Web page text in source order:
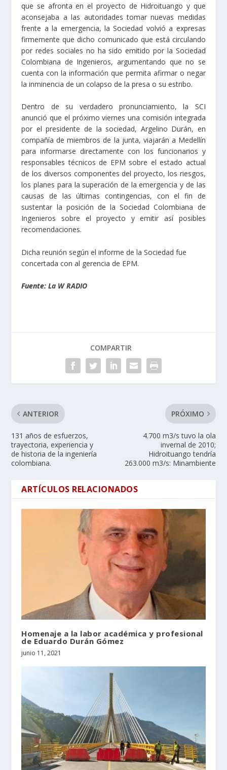
que se afronta en el proyecto de Hidroituango y que
aconsejaba a las autoridades tomar nuevas medidas
frente a la emergencia, la Sociedad volvió a expresas
firmemente que dicho comunicado que está circulando
por redes sociales no ha sido emitido por la Sociedad
Colombiana de Ingenieros, argumentando que no se
cuenta con la información que permita afirmar o negar
la inminencia de un colapso de la presa o su estribo.
Dentro de su verdadero pronunciamiento, la SCI
anunció que el próximo viernes una comisión integrada
por el presidente de la sociedad, Argelino Durán, en
compañía de miembros de la junta, viajarán a Medellín
para informarse directamente con los funcionarios y
responsables técnicos de EPM sobre el estado actual
de los diversos componentes del proyecto, los riesgos,
los planes para la superación de la emergencia y de las
causas de las últimas contingencias, con el fin de
sustentar la posición de la Sociedad Colombiana de
Ingenieros sobre el proyecto y emitir así posibles
recomendaciones.
Dicha reunión según el informe de la Sociedad fue
concertada con al gerencia de EPM.
Fuente:La W RADIO
COMPARTIR
ANTERIOR
131 años de esfuerzos,
trayectoria, experiencia y
de historia de la ingeniería
colombiana.
PRÓXIMO
4.700 m3/s tuvo la ola
invernal de 2010;
Hidroituango tendría
263.000 m3/s: Minambiente
ARTÍCULOS RELACIONADOS
Homenaje a la labor académica y profesional
de Eduardo Durán Gómez
junio 11, 2021